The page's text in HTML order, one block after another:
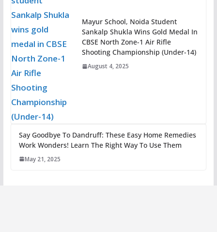
Mayur School, Noida Student
Sankalp Shukla Wins Gold Medal In
CBSE North Zone-1 Air Rifle
Shooting Championship (Under-14)
August 4, 2025
Say Goodbye To Dandruff: These Easy Home Remedies
Work Wonders! Learn The Right Way To Use Them
May 21, 2025